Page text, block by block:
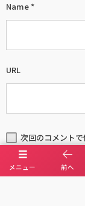
Name *
URL
次回のコメント
レス、サイトを保存す
メニュー 前へ